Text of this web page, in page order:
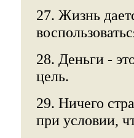
27. Жизнь
28. Деньги -
цель.
29. Ничего
при условии,